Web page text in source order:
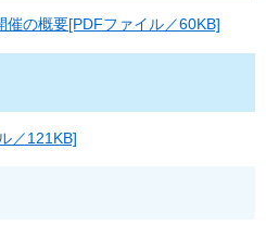
催の概要[PDFファイル／60KB]
／121KB]